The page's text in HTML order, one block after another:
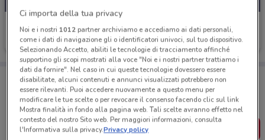
Promo Club
Scade il 31/08 12.6 km
Porta DoveConviene sempre con te!
Puoi trovare le migliori offerte dei negozi vicino a te,
salvarle e creare la tua lista del risparmio, comodamente
dal tuo cellulare.
SCARICA L’APP
Ci importa della tua privacy
Noi e i nostri 1012partner archiviamo e accediamo ai dati personali,
come i dati di navigazione gli o identificatori univoci, sul tuo dispositivo.
Selezionando Accetto, abiliti le tecnologie di tracciamento affinché
supportino gli scopi mostrati alla voce "Noi e i nostri partner trattiamo i
dati da fornire". Nel caso in cui queste tecnologie dovessero essere
disabilitate, alcuni contenuti e annunci visualizzati potrebbero non
essere rilevanti. Puoi accedere nuovamente a questo menu per
modificare le tue scelte o per revocare il consenso facendo clic sul link
Mostra finalità in fondo alla pagina web. Tali scelte avranno effetto nel
contesto del nostro Sito web. Per maggiori informazioni, consulta
l'Informativa sulla privacy.Privacy policy